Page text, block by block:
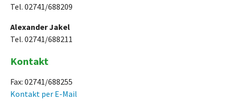
Tel. 02741/688209
Alexander Jakel
Tel. 02741/688211
Kontakt
Fax: 02741/688255
Kontakt per E-Mail